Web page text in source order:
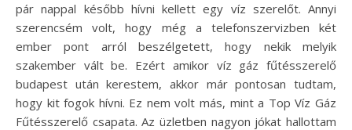
pár nappal később hívni kellett egy víz szerelőt. Annyi
szerencsém volt, hogy még a telefonszervizben két
ember pont arról beszélgetett, hogy nekik melyik
szakember vált be. Ezért amikor víz gáz fűtésszerelő
budapest után kerestem, akkor már pontosan tudtam,
hogy kit fogok hívni. Ez nem volt más, mint a Top Víz Gáz
Fűtésszerelő csapata. Az üzletben nagyon jókat hallottam